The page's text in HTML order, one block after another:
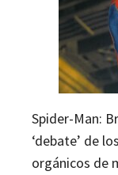
Spider-Man:
‘debate’ de
orgánicos de